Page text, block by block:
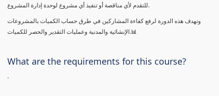
للتقدم لأي مناقصة أو تنفيذ أي مشروع لوحدة إدارة المشروع.
وتهدف هذه الدورة لرفع كفاءة المشاركين في طرق حساب الكميات بالمشروعات
الإنشائية والمدنية وعمليات التقدير والحصر للكميات.📊
What are the requirements for this course?
.